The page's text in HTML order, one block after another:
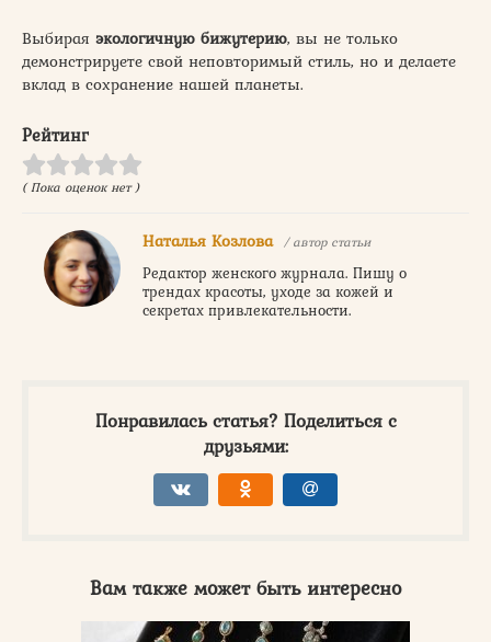
Выбирая экологичную бижутерию, вы не только
демонстрируете свой неповторимый стиль, но и делаете
вклад в сохранение нашей планеты.
Рейтинг
( Пока оценок нет )
Наталья Козлова / автор статьи
Редактор женского журнала. Пишу о
трендах красоты, уходе за кожей и
секретах привлекательности.
Понравилась статья? Поделиться с
друзьями:
Вам также может быть интересно